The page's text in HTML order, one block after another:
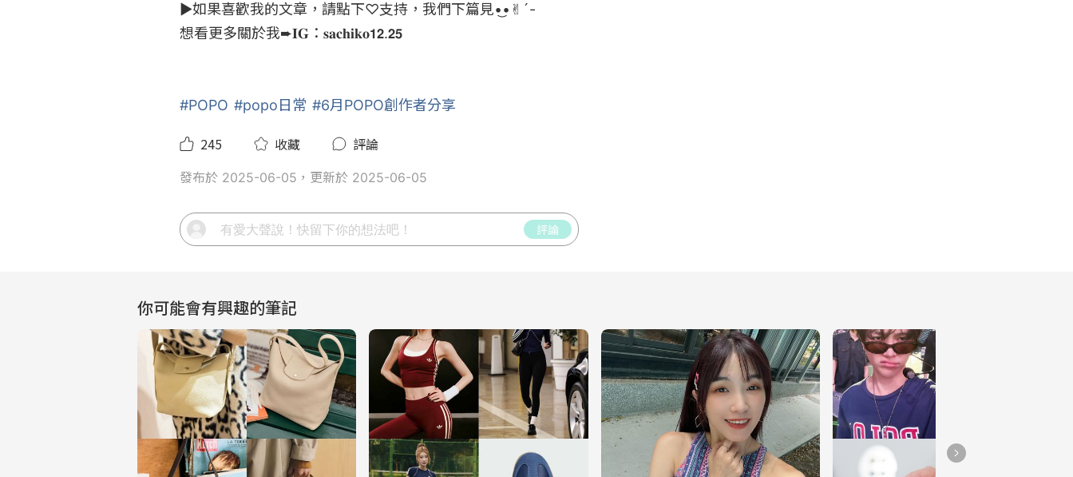
►如果喜歡我的文章，請點下♡支持，我們下篇見•͜•✌︎´-
想看更多關於我➨𝐈𝐆：𝐬𝐚𝐜𝐡𝐢𝐤𝐨𝟭𝟮.𝟮𝟱
#POPO #popo日常 #6月POPO創作者分享
245 收藏 評論
發布於 2025-06-05，更新於 2025-06-05
評論
你可能會有興趣的筆記